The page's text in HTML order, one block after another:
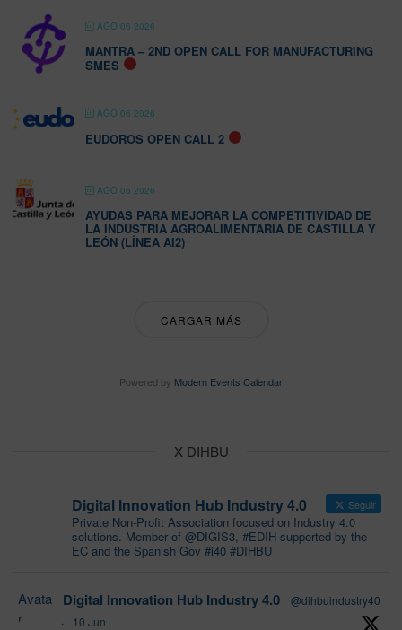
AGO 06 2026
MANTRA – 2ND OPEN CALL FOR MANUFACTURING
SMES
AGO 06 2026
EUDOROS OPEN CALL 2
AGO 06 2026
AYUDAS PARA MEJORAR LA COMPETITIVIDAD DE
LA INDUSTRIA AGROALIMENTARIA DE CASTILLA Y
LEÓN (LÍNEA AI2)
CARGAR MÁS
Powered by Modern Events Calendar
X DIHBU
Digital Innovation Hub Industry 4.0 Seguir
Private Non-Profit Association focused on Industry 4.0
solutions. Member of @DIGIS3, #EDIH supported by the
EC and the Spanish Gov #i40 #DIHBU
Avata
r
Digital Innovation Hub Industry 4.0
@dihbuindustry40
·
10 Jun